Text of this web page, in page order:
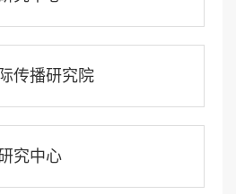
传播研究院
究中心